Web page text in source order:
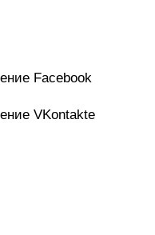
Facebook
VKontakte